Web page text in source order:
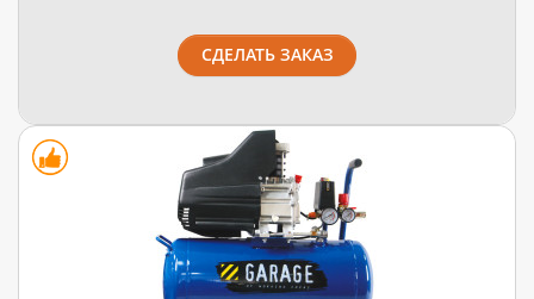
СДЕЛАТЬ ЗАКАЗ